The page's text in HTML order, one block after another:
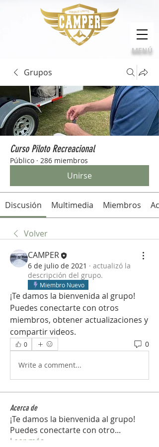
Calidad, compromiso e innovación
MENÚ
Grupos
Curso Piloto Recreacional
Público · 286 miembros
Unirse
Discusión Multimedia Miembros
Volver
CAMPER
6 de julio de 2021 · actualizó la
descripción del grupo.
Miembro Nuevo
¡Te damos la bienvenida al grupo!
Puedes conectarte con otros
miembros, obtener actualizaciones y
compartir videos.
0 0
Write a comment...
Acerca de
¡Te damos la bienvenida al grupo!
Puedes conectarte con otro...
Leer más